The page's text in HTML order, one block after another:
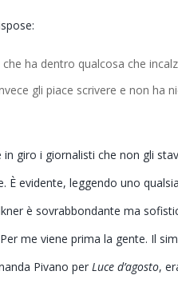
ha dentro qualcosa che
gli piace scrivere e non ha
giro i giornalisti che non gli
evidente, leggendo uno
è sovrabbondante ma
me viene prima la gente. Il
Pivano per Luce d’agosto,